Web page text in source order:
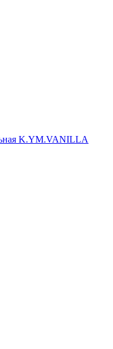
K.YM.VANILLA